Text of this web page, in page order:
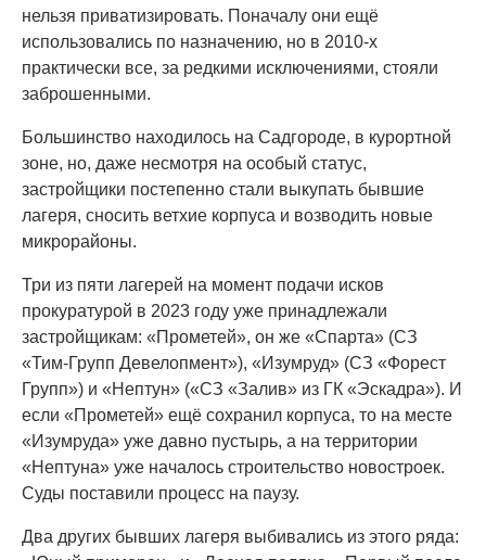
нельзя приватизировать. Поначалу они ещё
использовались по назначению, но в 2010-х
практически все, за редкими исключениями, стояли
заброшенными.
Большинство находилось на Садгороде, в курортной
зоне, но, даже несмотря на особый статус,
застройщики постепенно стали выкупать бывшие
лагеря, сносить ветхие корпуса и возводить новые
микрорайоны.
Три из пяти лагерей на момент подачи исков
прокуратурой в 2023 году уже принадлежали
застройщикам: «Прометей», он же «Спарта» (СЗ
«Тим-Групп Девелопмент»), «Изумруд» (СЗ «Форест
Групп») и «Нептун» («СЗ «Залив» из ГК «Эскадра»). И
если «Прометей» ещё сохранил корпуса, то на месте
«Изумруда» уже давно пустырь, а на территории
«Нептуна» уже началось строительство новостроек.
Суды поставили процесс на паузу.
Два других бывших лагеря выбивались из этого ряда: